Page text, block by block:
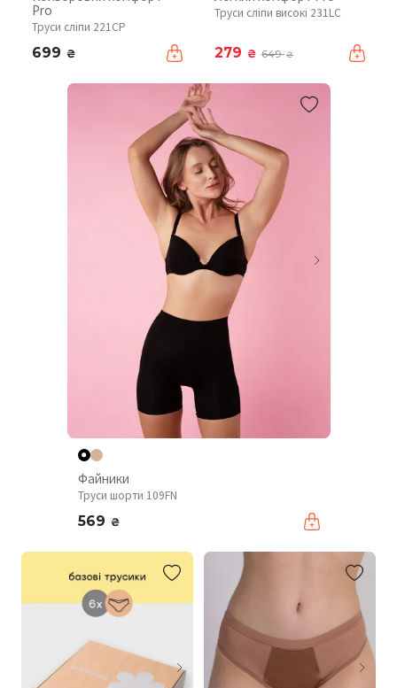
Pro
Труси сліпи 221CP
699 ₴
Труси сліпи високі 231LC
279 ₴ 649₴
Файники
Труси шорти 109FN
569 ₴